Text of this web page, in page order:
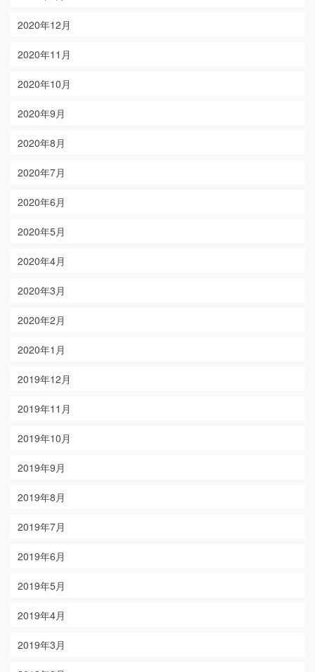
2020年12月
2020年11月
2020年10月
2020年9月
2020年8月
2020年7月
2020年6月
2020年5月
2020年4月
2020年3月
2020年2月
2020年1月
2019年12月
2019年11月
2019年10月
2019年9月
2019年8月
2019年7月
2019年6月
2019年5月
2019年4月
2019年3月